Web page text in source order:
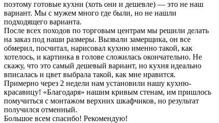
поэтому готовые кухни (хоть они и дешевле) — это не наш
вариант. Мы с мужем много где были, но не нашли
подходящего варианта.
После всех походов по торговым центрам мы решили делать
на заказ под наши размеры. Вызвали замерщика, он все
обмерил, посчитал, нарисовал кухню именно такой, как
хотелось, и картинка в голове сложилась окончательно. Не
скажу, что это самый дешевый вариант, но кухня идеально
вписалась и цвет выбрала такой, как мне нравится.
Примерно через 2 недели нам установили нашу кухню-
красавицу! «Благодаря» нашим кривым стенам, им пришлось
помучиться с монтажом верхних шкафчиков, но результат
получился отменный.
Большое всем спасибо! Рекомендую!